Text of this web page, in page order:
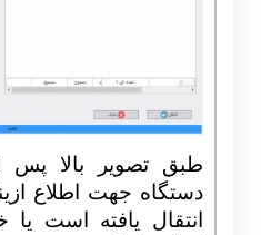
طبق تصویر بالا پس
دستگاه جهت اطلاع
انتقال یافته است